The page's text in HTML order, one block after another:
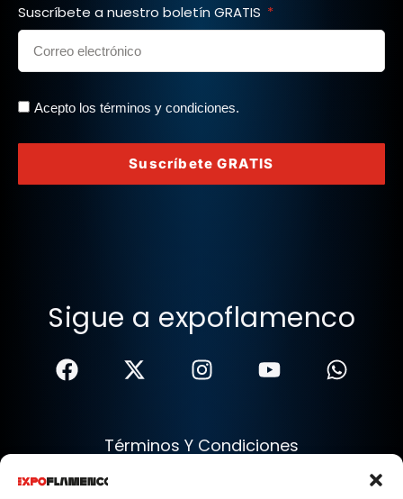
Suscríbete a nuestro boletín GRATIS
Acepto los términos y condiciones.
Suscríbete GRATIS
Sigue a expoflamenco
Términos Y Condiciones